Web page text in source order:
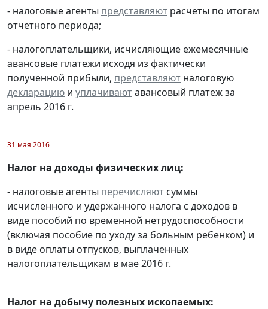
- налоговые агенты представляют расчеты по итогам
отчетного периода;
- налогоплательщики, исчисляющие ежемесячные
авансовые платежи исходя из фактически
полученной прибыли, представляют налоговую
декларацию и уплачиваютавансовый платеж за
апрель 2016 г.
31 мая 2016
Налог на доходы физических лиц:
- налоговые агенты перечисляют суммы
исчисленного и удержанного налога с доходов в
виде пособий по временной нетрудоспособности
(включая пособие по уходу за больным ребенком) и
в виде оплаты отпусков, выплаченных
налогоплательщикам в мае 2016 г.
Налог на добычу полезных ископаемых: